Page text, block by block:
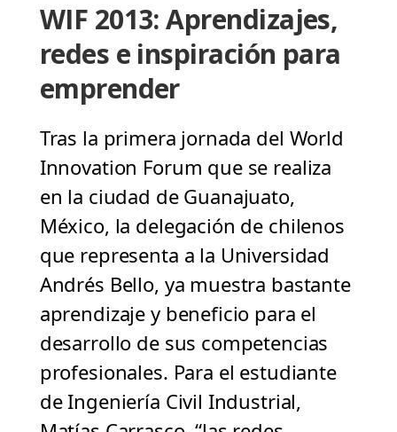
WIF 2013: Aprendizajes,
redes e inspiración para
emprender
Tras la primera jornada del World
Innovation Forum que se realiza
en la ciudad de Guanajuato,
México, la delegación de chilenos
que representa a la Universidad
Andrés Bello, ya muestra bastante
aprendizaje y beneficio para el
desarrollo de sus competencias
profesionales. Para el estudiante
de Ingeniería Civil Industrial,